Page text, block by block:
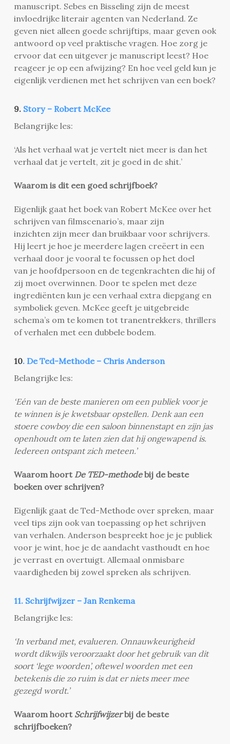
manuscript. Sebes en Bisseling zijn de meest
invloedrijke literair agenten van Nederland. Ze
geven niet alleen goede schrijftips, maar geven ook
antwoord op veel praktische vragen. Hoe zorg je
ervoor dat een uitgever je manuscript leest? Hoe
reageer je op een afwijzing? En hoe veel geld kun je
eigenlijk verdienen met het schrijven van een boek?
9. Story – Robert McKee
Belangrijke les:
‘Als het verhaal wat je vertelt niet meer is dan het
verhaal dat je vertelt, zit je goed in de shit.’
Waarom is dit een goed schrijfboek?
Eigenlijk gaat het boek van Robert McKee over het
schrijven van filmscenario’s, maar zijn
inzichten zijn meer dan bruikbaar voor schrijvers.
Hij leert je hoe je meerdere lagen creëert in een
verhaal door je vooral te focussen op het doel
van je hoofdpersoon en de tegenkrachten die hij of
zij moet overwinnen. Door te spelen met deze
ingrediënten kun je een verhaal extra diepgang en
symboliek geven. McKee geeft je uitgebreide
schema’s om te komen tot tranentrekkers, thrillers
of verhalen met een dubbele bodem.
10. De Ted-Methode – Chris Anderson
Belangrijke les:
‘Eén van de beste manieren om een publiek voor je
te winnen is je kwetsbaar opstellen. Denk aan een
stoere cowboy die een saloon binnenstapt en zijn jas
openhoudt om te laten zien dat hij ongewapend is.
Iedereen ontspant zich meteen.’
Waarom hoort De TED-methodebij de beste
boeken over schrijven?
Eigenlijk gaat de Ted-Methode over spreken, maar
veel tips zijn ook van toepassing op het schrijven
van verhalen. Anderson bespreekt hoe je je publiek
voor je wint, hoe je de aandacht vasthoudt en hoe
je verrast en overtuigt. Allemaal onmisbare
vaardigheden bij zowel spreken als schrijven.
11. Schrijfwijzer – Jan Renkema
Belangrijke les:
‘In verband met, evalueren. Onnauwkeurigheid
wordt dikwijls veroorzaakt door het gebruik van dit
soort ‘lege woorden’, oftewel woorden met een
betekenis die zo ruim is dat er niets meer mee
gezegd wordt.’
Waarom hoort Schrijfwijzerbij de beste
schrijfboeken?